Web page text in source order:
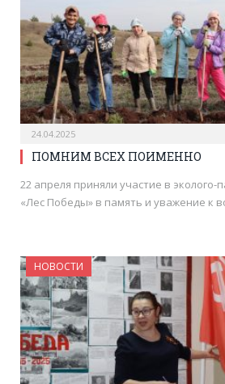
24.04.2025
ПОМНИМ ВСЕХ ПОИМЕННО
22 апреля приняли участие в эколого-
«Лес Победы» в память и уважение к
НОВОСТИ